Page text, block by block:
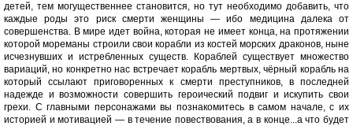
детей, тем могущественнее становится, но тут необходимо добавить, что
каждые роды это риск смерти женщины — ибо медицина далека от
совершенства. В мире идет война, которая не имеет конца, на протяжении
которой мореманы строили свои корабли из костей морских драконов, ныне
исчезнувших и истребленных существ. Кораблей существует множество
вариаций, но конкретно нас встречает корабль мертвых, чёрный корабль на
который ссылают приговоренных к смерти преступников, в последней
надежде и возможности совершить героический подвиг и искупить свои
грехи. С главными персонажами вы познакомитесь в самом начале, с их
историей и мотивацией — в течение повествования, а в конце...а что будет